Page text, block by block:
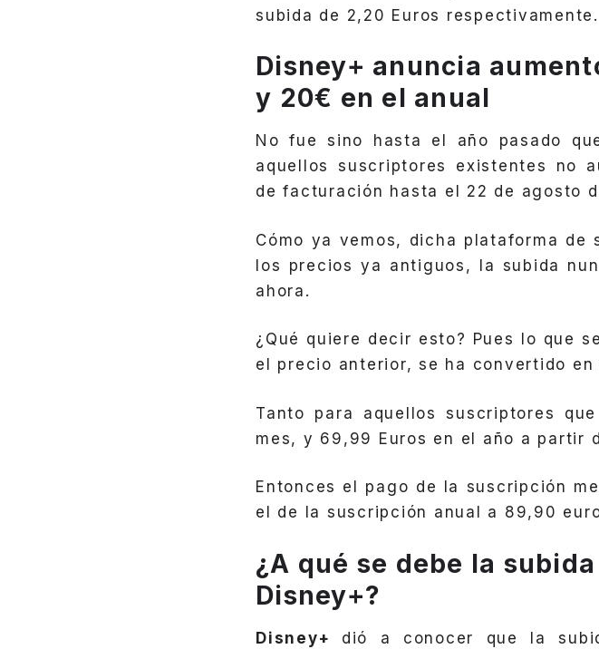
subida de 2,20 Euros respectivamente.
Disney+ anuncia
y 20€ en el anual
No fue sino hasta el año pasado
aquellos suscriptores existentes no
de facturación hasta el 22 de agosto
Cómo ya vemos, dicha plataforma
los precios ya antiguos, la subida
ahora.
¿Qué quiere decir esto? Pues lo que
el precio anterior, se ha convertido en
Tanto para aquellos suscriptores
mes, y 69,99 Euros en el año a partir
Entonces el pago de la suscripción
el de la suscripción anual a 89,90
¿A qué se debe la
Disney+?
Disney+ dió a conocer que la